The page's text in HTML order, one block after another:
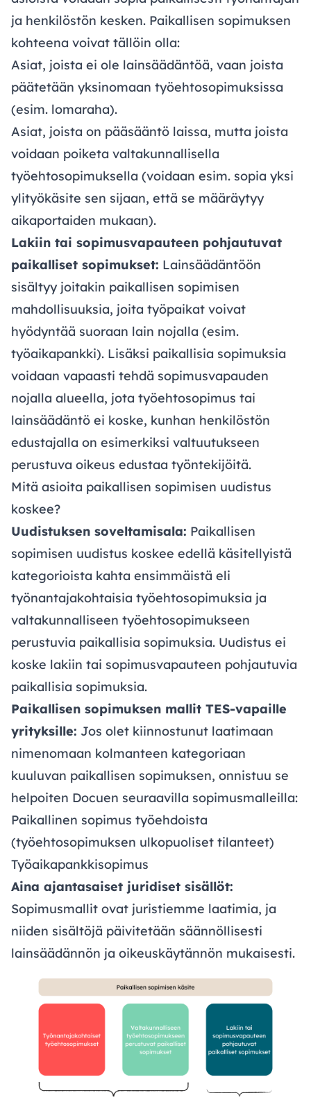
ja henkilöstön kesken. Paikallisen sopimuksen
kohteena voivat tällöin olla:
Asiat, joista ei ole lainsäädäntöä, vaan joista
päätetään yksinomaan työehtosopimuksissa
(esim. lomaraha).
Asiat, joista on pääsääntö laissa, mutta joista
voidaan poiketa valtakunnallisella
työehtosopimuksella (voidaan esim. sopia yksi
ylityökäsite sen sijaan, että se määräytyy
aikaportaiden mukaan). ​
Lakiin tai sopimusvapauteen pohjautuvat
paikalliset sopimukset: Lainsäädäntöön
sisältyy joitakin paikallisen sopimisen
mahdollisuuksia, joita työpaikat voivat
hyödyntää suoraan lain nojalla (esim.
työaikapankki). Lisäksi paikallisia sopimuksia
voidaan vapaasti tehdä sopimusvapauden
nojalla alueella, jota työehtosopimus tai
lainsäädäntö ei koske, kunhan henkilöstön
edustajalla on esimerkiksi valtuutukseen
perustuva oikeus edustaa työntekijöitä.
Mitä asioita paikallisen sopimisen uudistus
koskee?
Uudistuksen soveltamisala: Paikallisen
sopimisen uudistus koskee edellä käsitellyistä
kategorioista kahta ensimmäistä eli
työnantajakohtaisia työehtosopimuksia ja
valtakunnalliseen työehtosopimukseen
perustuvia paikallisia sopimuksia. Uudistus ei
koske lakiin tai sopimusvapauteen pohjautuvia
paikallisia sopimuksia.
Paikallisen sopimuksen mallit TES-vapaille
yrityksille: Jos olet kiinnostunut laatimaan
nimenomaan kolmanteen kategoriaan
kuuluvan paikallisen sopimuksen, onnistuu se
helpoiten Docuen seuraavilla sopimusmalleilla:
Paikallinen sopimus työehdoista
(työehtosopimuksen ulkopuoliset tilanteet)
Työaikapankkisopimus
Aina ajantasaiset juridiset sisällöt:
Sopimusmallit ovat juristiemme laatimia, ja
niiden sisältöjä päivitetään säännöllisesti
lainsäädännön ja oikeuskäytännön mukaisesti.